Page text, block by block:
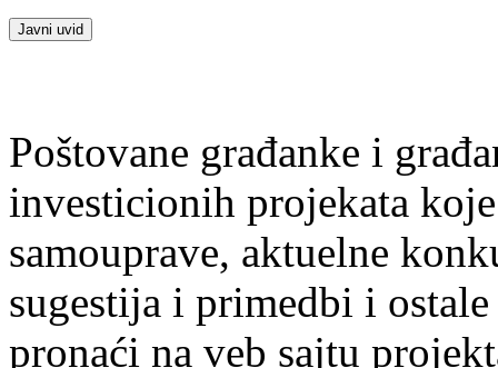
Javni uvid
Poštovane građanke i
investicionih projekata
samouprave, aktuelne
sugestija i primedbi i
pronaći na veb sajtu